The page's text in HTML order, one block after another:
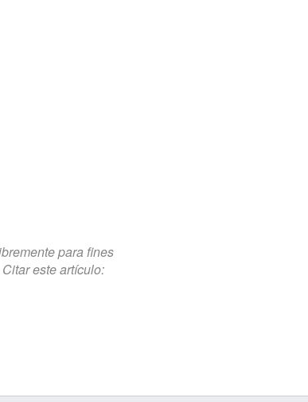
para fines
este artículo: